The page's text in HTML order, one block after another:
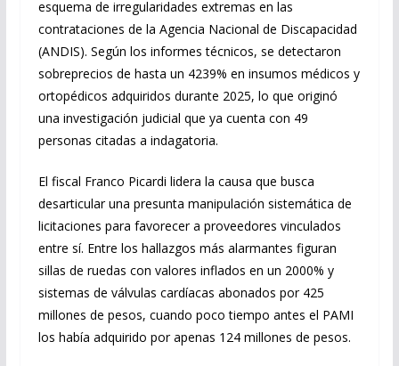
esquema de irregularidades extremas en las
contrataciones de la Agencia Nacional de Discapacidad
(ANDIS). Según los informes técnicos, se detectaron
sobreprecios de hasta un 4239% en insumos médicos y
ortopédicos adquiridos durante 2025, lo que originó
una investigación judicial que ya cuenta con 49
personas citadas a indagatoria.
El fiscal Franco Picardi lidera la causa que busca
desarticular una presunta manipulación sistemática de
licitaciones para favorecer a proveedores vinculados
entre sí. Entre los hallazgos más alarmantes figuran
sillas de ruedas con valores inflados en un 2000% y
sistemas de válvulas cardíacas abonados por 425
millones de pesos, cuando poco tiempo antes el PAMI
los había adquirido por apenas 124 millones de pesos.